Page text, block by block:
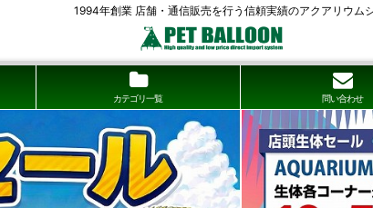
1994年創業 店舗・通信販売を行う信頼実績のアクアリウム
カテゴリ一覧 問い合わせ